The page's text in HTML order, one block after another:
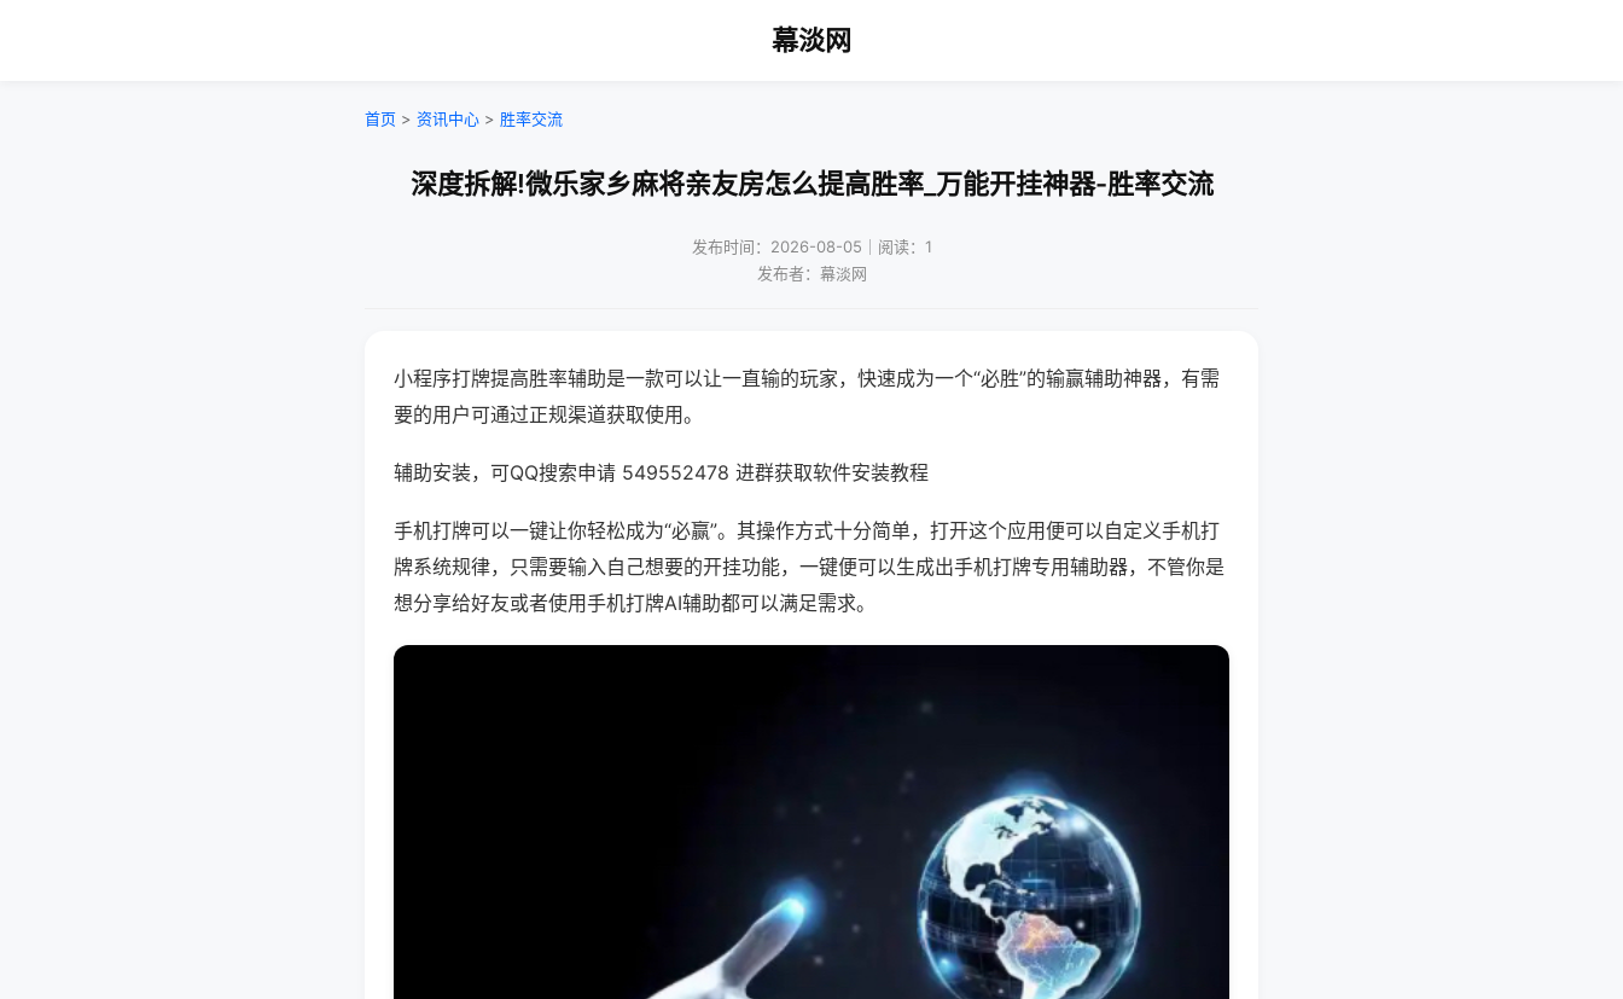
幕淡网
首页 > 资讯中心 > 胜率交流
深度拆解!微乐家乡麻将亲友房怎么提高胜率_万能开挂神器-胜率交流
发布时间：2026-08-05｜阅读：1
发布者：幕淡网
小程序打牌提高胜率辅助是一款可以让一直输的玩家，快速成为一个“必胜”的输赢辅助神器，有需
要的用户可通过正规渠道获取使用。
辅助安装，可QQ搜索申请 549552478 进群获取软件安装教程
手机打牌可以一键让你轻松成为“必赢”。其操作方式十分简单，打开这个应用便可以自定义手机打
牌系统规律，只需要输入自己想要的开挂功能，一键便可以生成出手机打牌专用辅助器，不管你是
想分享给好友或者使用手机打牌AI辅助都可以满足需求。